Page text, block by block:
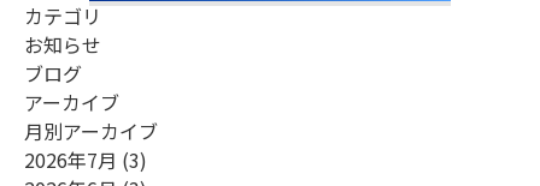
協力業者の
お電話でのお問合せ
0748-23-0667
カテゴリ
お知らせ
ブログ
アーカイブ
月別アーカイブ
2026年7月 (3)